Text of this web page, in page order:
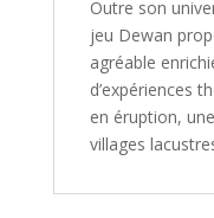
Outre son
jeu Dewan
agréable
d’expériences
en éruption,
villages